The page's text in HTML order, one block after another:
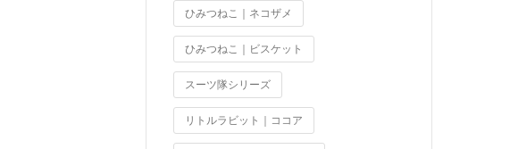
ひみつねこ｜ネコザメ
ひみつねこ｜ビスケット
スーツ隊シリーズ
リトルラビット｜ココア